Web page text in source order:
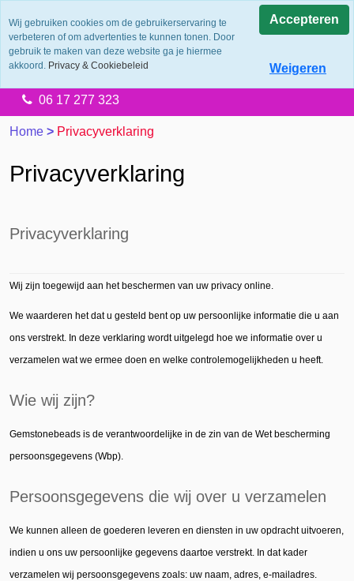
Levering 2 werkdagen
Gratis verzending vanaf €65.00
06 17 277 323
Home > Privacyverklaring
Privacyverklaring
Privacyverklaring
Wij zijn toegewijd aan het beschermen van uw privacy online.
We waarderen het dat u gesteld bent op uw persoonlijke informatie die u aan
ons verstrekt. In deze verklaring wordt uitgelegd hoe we informatie over u
verzamelen wat we ermee doen en welke controlemogelijkheden u heeft.
Wie wij zijn?
Gemstonebeads is de verantwoordelijke in de zin van de Wet bescherming
persoonsgegevens (Wbp).
Persoonsgegevens die wij over u verzamelen
We kunnen alleen de goederen leveren en diensten in uw opdracht uitvoeren,
indien u ons uw persoonlijke gegevens daartoe verstrekt. In dat kader
verzamelen wij persoonsgegevens zoals: uw naam, adres, e-mailadres.
Wij gebruiken cookies om de gebruikerservaring te
verbeteren of om advertenties te kunnen tonen. Door
gebruik te maken van deze website ga je hiermee
akkoord. Privacy & Cookiebeleid
Accepteren
Weigeren